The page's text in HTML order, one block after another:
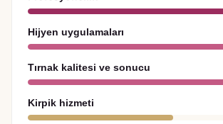
Hijyen uygulamaları
Tırnak kalitesi ve sonucu
Kirpik hizmeti